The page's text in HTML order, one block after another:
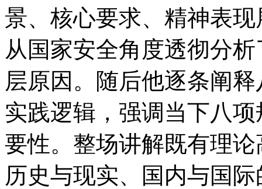
景、核心要求、精神表
从国家安全角度透彻分
层原因。随后他逐条阐释
实践逻辑，强调当下
要性。整场讲解既有理论高
历史与现实、国内与国